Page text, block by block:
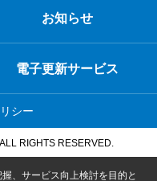
お知らせ
電子更新サービス
シー
RIGHTS RESERVED.
、サービス向上検討を目的と